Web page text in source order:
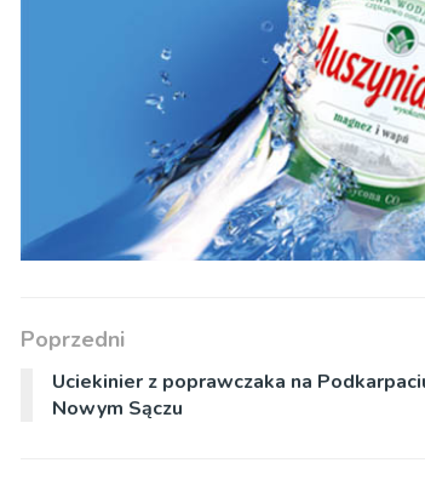
Poprzedni
Uciekinier z poprawczaka na
Nowym Sączu